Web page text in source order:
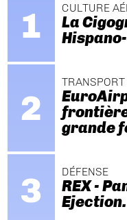
CULTURE
La
grande
DÉFENSE
REX -
Ejection.